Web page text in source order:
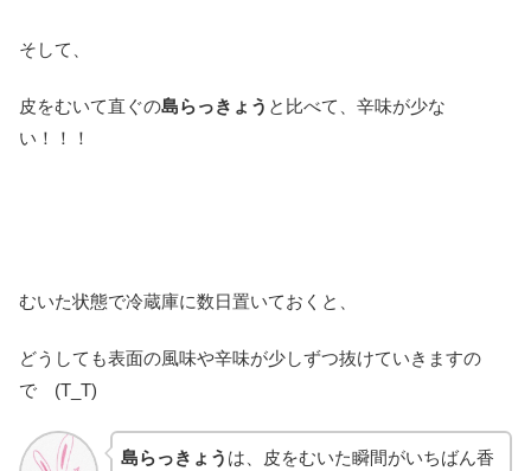
そして、
皮をむいて直ぐの島らっきょう と比べて、辛味が少な
い！！！
むいた状態で冷蔵庫に数日置いておくと、
どうしても表面の風味や辛味が少しずつ抜けていきますの
で (T_T)
島らっきょう は、皮をむいた瞬間がいちばん香